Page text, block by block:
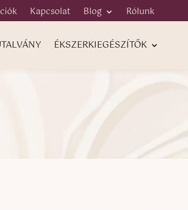
Kapcsolat Blog Rólunk
ÉKSZERKIEGÉSZÍTŐK